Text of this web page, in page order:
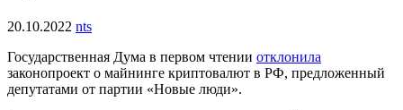
20.10.2022 nts
Государственная Дума в первом чтении отклонила
законопроект о майнинге криптовалют в РФ, предложенный
депутатами от партии «Новые люди».